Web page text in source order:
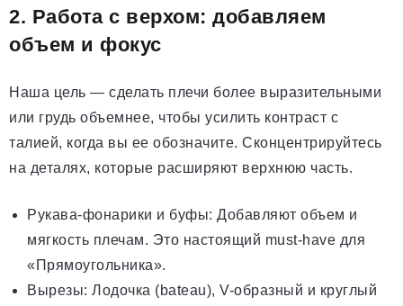
2. Работа с верхом: добавляем
объем и фокус
Наша цель — сделать плечи более выразительными
или грудь объемнее, чтобы усилить контраст с
талией, когда вы ее обозначите. Сконцентрируйтесь
на деталях, которые расширяют верхнюю часть.
Рукава-фонарики и буфы: Добавляют объем и
мягкость плечам. Это настоящий must-have для
«Прямоугольника».
Вырезы: Лодочка (bateau), V-образный и круглый